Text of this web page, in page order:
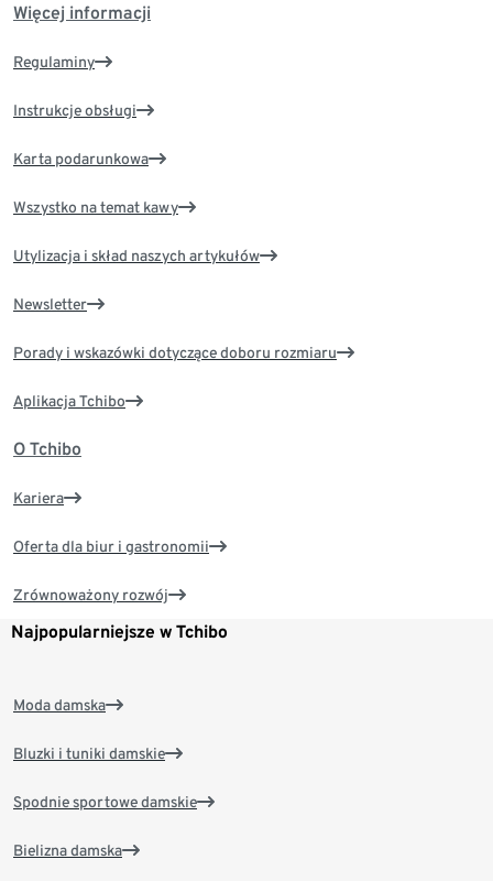
Więcej informacji
Regulaminy
Instrukcje obsługi
Karta podarunkowa
Wszystko na temat kawy
Utylizacja i skład naszych artykułów
Newsletter
Porady i wskazówki dotyczące doboru rozmiaru
Aplikacja Tchibo
O Tchibo
Kariera
Oferta dla biur i gastronomii
Zrównoważony rozwój
Najpopularniejsze w Tchibo
Moda damska
Bluzki i tuniki damskie
Spodnie sportowe damskie
Bielizna damska